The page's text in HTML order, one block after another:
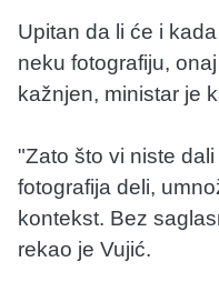
Upitan da li će i
neku fotografiju,
kažnjen, ministar je
"Zato što vi niste
fotografija deli,
kontekst. Bez
rekao je Vujić.